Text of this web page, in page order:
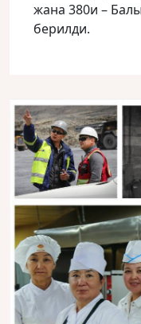
жана 380и –
берилди.